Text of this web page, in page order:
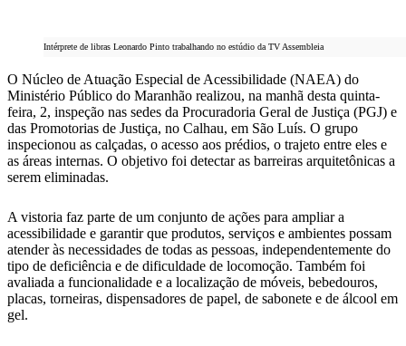
Intérprete de libras Leonardo Pinto trabalhando no estúdio da TV Assembleia
O Núcleo de Atuação Especial de Acessibilidade (NAEA) do
Ministério Público do Maranhão realizou, na manhã desta quinta-
feira, 2, inspeção nas sedes da Procuradoria Geral de Justiça (PGJ) e
das Promotorias de Justiça, no Calhau, em São Luís. O grupo
inspecionou as calçadas, o acesso aos prédios, o trajeto entre eles e
as áreas internas. O objetivo foi detectar as barreiras arquitetônicas a
serem eliminadas.
A vistoria faz parte de um conjunto de ações para ampliar a
acessibilidade e garantir que produtos, serviços e ambientes possam
atender às necessidades de todas as pessoas, independentemente do
tipo de deficiência e de dificuldade de locomoção. Também foi
avaliada a funcionalidade e a localização de móveis, bebedouros,
placas, torneiras, dispensadores de papel, de sabonete e de álcool em
gel.